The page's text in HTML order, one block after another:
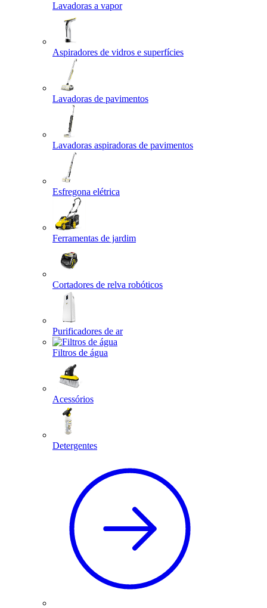
Lavadoras a vapor
Aspiradores de vidros e superfícies
Lavadoras de pavimentos
Lavadoras aspiradoras de pavimentos
Esfregona elétrica
Ferramentas de jardim
Cortadores de relva robóticos
Purificadores de ar
Filtros de água
Acessórios
Detergentes